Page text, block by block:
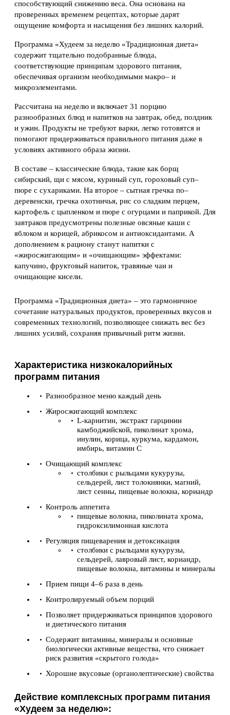
способствующий снижению веса. Она основана на
проверенных временем рецептах, которые дарят
ощущение комфорта и насыщения без лишних калорий.
Программа «Худеем за неделю «Традиционная диета»
содержит тщательно подобранные блюда,
соответствующие принципам здорового питания,
обеспечивая организм необходимыми макро– и
микроэлементами.
Рассчитана на неделю и включает 31 порцию
разнообразных блюд и напитков на завтрак, обед, полдник
и ужин. Продукты не требуют варки, легко готовятся и
помогают придерживаться правильного питания даже в
условиях активного образа жизни.
В составе – классические блюда, такие как борщ
сибирский, щи с мясом, куриный суп, гороховый суп–
пюре с сухариками. На второе – сытная гречка по–
деревенски, гречка охотничья, рис со сладким перцем,
картофель с цыпленком и пюре с огурцами и паприкой. Для
завтраков предусмотрены полезные овсяные каши с
яблоком и корицей, абрикосом и антиоксидантами. А
дополнением к рациону станут напитки с
«жиросжигающим» и «очищающим» эффектами:
капучино, фруктовый напиток, травяные чаи и
очищающие кисели.
Программа «Традиционная диета» – это гармоничное
сочетание натуральных продуктов, проверенных вкусов и
современных технологий, позволяющее снижать вес без
лишних усилий, сохраняя привычный ритм жизни.
Характеристика низкокалорийных
программ питания
Разнообразное меню каждый день
Жиросжигающий комплекс
L-карнитин, экстракт гарцинии
камбоджийской, пиколинат хрома,
инулин, корица, куркума, кардамон,
имбирь, витамин С
Очищающий комплекс
столбики с рыльцами кукурузы,
сельдерей, лист толокнянки, магний,
лист сенны, пищевые волокна, кориандр
Контроль аппетита
пищевые волокна, пиколината хрома,
гидроксилимонная кислота
Регуляция пищеварения и детоксикация
столбики с рыльцами кукурузы,
сельдерей, лавровый лист, кориандр,
пищевые волокна, витамины и минералы
Прием пищи 4–6 раза в день
Контролируемый объем порций
Позволяет придерживаться принципов здорового
и диетического питания
Содержит витамины, минералы и основные
биологически активные вещества, что снижает
риск развития «скрытого голода»
Хорошие вкусовые (органолептические) свойства
Действие комплексных программ питания
«Худеем за неделю»: